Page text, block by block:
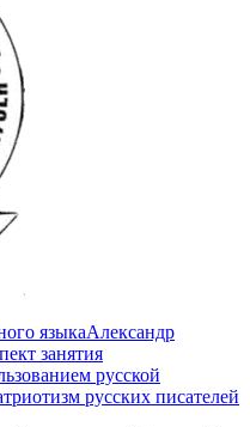
языкаАлександр
занятия
русской
русских писателей